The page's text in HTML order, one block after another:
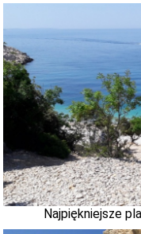
Najpiękniejsze